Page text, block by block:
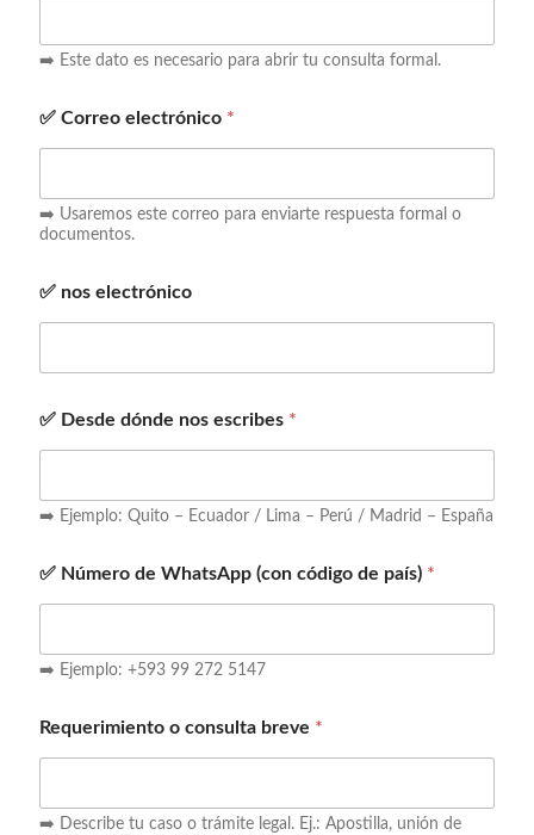
➡️ Este dato es necesario para abrir tu consulta formal.
✅ Correo electrónico *
➡️ Usaremos este correo para enviarte respuesta formal o
documentos.
✅ nos electrónico
✅ Desde dónde nos escribes *
➡️ Ejemplo: Quito – Ecuador / Lima – Perú / Madrid – España
✅ Número de WhatsApp (con código de país) *
➡️ Ejemplo: +593 99 272 5147
Requerimiento o consulta breve *
➡️ Describe tu caso o trámite legal. Ej.: Apostilla, unión de